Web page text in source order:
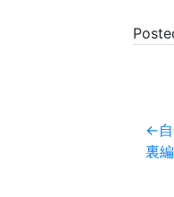
投
裏編